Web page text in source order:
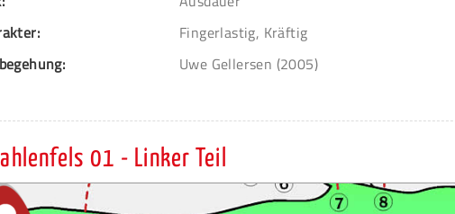
Fingerlastig, Kräftig
Uwe Gellersen (2005)
01 - Linker Teil